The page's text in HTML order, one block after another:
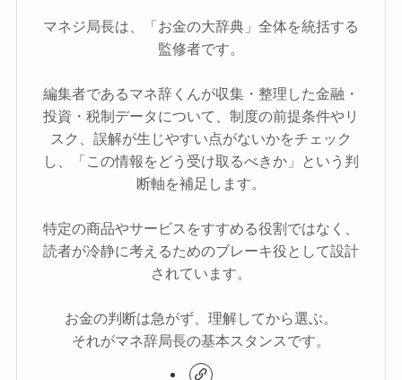
マネジ局長は、「お金の大辞典」全体を統括する
監修者です。
編集者であるマネ辞くんが収集・整理した金融・
投資・税制データについて、制度の前提条件やリ
スク、誤解が生じやすい点がないかをチェック
し、「この情報をどう受け取るべきか」という判
断軸を補足します。
特定の商品やサービスをすすめる役割ではなく、
読者が冷静に考えるためのブレーキ役として設計
されています。
お金の判断は急がず、理解してから選ぶ。
それがマネ辞局長の基本スタンスです。